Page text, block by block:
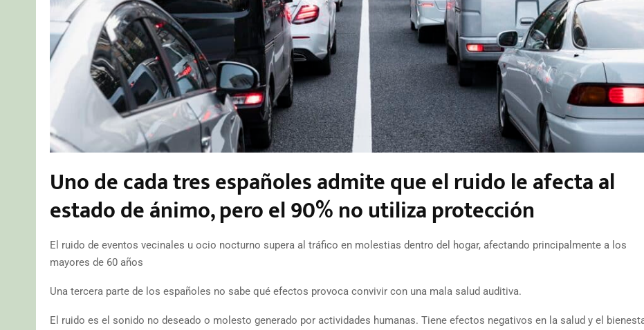
Uno de cada tres españoles admite que el ruido le afecta al
estado de ánimo, pero el 90% no utiliza protección
El ruido de eventos vecinales u ocio nocturno supera al tráfico en molestias dentro del hogar, afectando principalmente a los
mayores de 60 años
Una tercera parte de los españoles no sabe qué efectos provoca convivir con una mala salud auditiva.
​El ruido es el sonido no deseado o molesto generado por actividades humanas. Tiene efectos negativos en la salud y el